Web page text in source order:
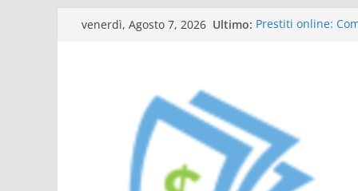
Saltavenerdì, Agosto 7, 2026 Ultimo: Prestiti online: